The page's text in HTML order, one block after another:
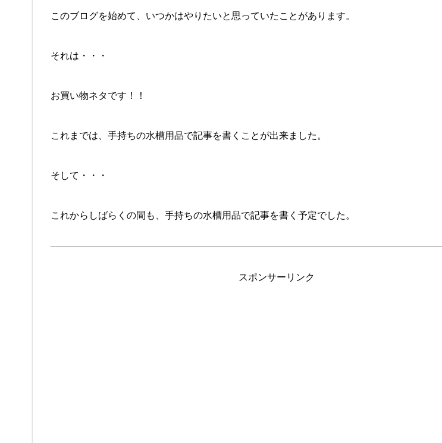
このブログを始めて、いつかはやりたいと思っていたことがあります。
それは・・・
お買い物ネタです！！
これまでは、手持ちの水槽用品で記事を書くことが出来ました。
そして・・・
これからしばらくの間も、手持ちの水槽用品で記事を書く予定でした。
スポンサーリンク